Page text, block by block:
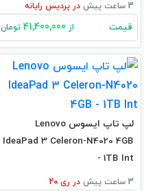
3 ساعت پیش در پردیس رایانه
قیمت از تومان
لپ تاپ ایسوس Lenovo
IdeaPad 3 Celeron-N4020 4GB
- 1TB Int
3 ساعت پیش در ری 20